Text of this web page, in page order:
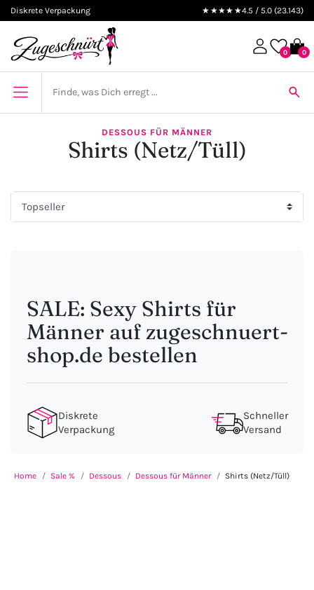
Diskrete Verpackung ★★★★★4.5 / 5.0 (23.143)
0 0
DESSOUS FÜR MÄNNER
Shirts (Netz/Tüll)
SALE: Sexy Shirts für
Männer auf zugeschnuert-
shop.de bestellen
Diskrete
Verpackung
Schneller
Versand
Home Sale % Dessous Dessous für Männer Shirts (Netz/Tüll)